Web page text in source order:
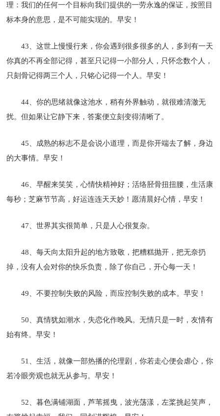
理：我们的任何一个目标向我们提供的一劳永逸的保证，按照目
标本身的意思，是不可能实现的。早安！
43、这世上慢慢行来，你会遇到很多很多的人，多到有一天
你真的不再全部记得，甚至只记得一小部分人，只怀念数个人，
只刻骨记得两三个人，只铭心记得一个人。早安！
44、你的思绪就像这池水，稍有外界触动，就很难清澈无
扰。但如果让它静下来，答案便立刻变得清晰了。
45、成熟的标志不是会说小道理，而是你开端去了解，身边
的大事情。早安！
46、早醒来笑笑，心情快精神好；活络胫骨扭扭腰，生活康
每秒；芝麻节节高，好运连连天天妙！愿清晨好心情，早安！
47、世界其实很简单，只是人心很复杂。
48、每天向太阳升起的地方致敬，把糟糕抛开，把无奈扔
掉，没有人会对你的快乐负责，除了你自己，开心每一天！
49、不要控制失败的风险，而应控制失败的成本。早安！
50、真情犹如潮水，失恋化作晚风。无情只是一时，友情有
始有终。早安！
51、生活，就像一部热播的伦理剧，你若走心便会虐心，你
若冷眼旁观也就无从参与。早安！
52、暮色满铺湖面，芦苇摇曳，波光荡漾，左桨挑起笑声，